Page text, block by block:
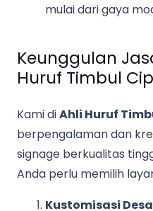
mulai dari gaya
Keunggulan
Huruf Timbul
Kami diAhli Huruf
berpengalaman dan
signage berkualitas
Anda perlu memilih
Kustomisasi